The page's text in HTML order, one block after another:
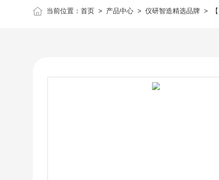
当前位置：首页 > 产品中心 >仪研智造精选品牌 >